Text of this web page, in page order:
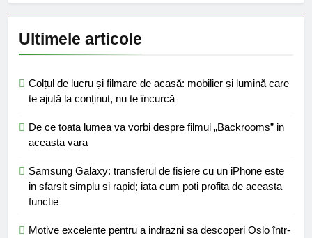
Ultimele articole
Colțul de lucru și filmare de acasă: mobilier și lumină care
te ajută la conținut, nu te încurcă
De ce toata lumea va vorbi despre filmul „Backrooms” in
aceasta vara
Samsung Galaxy: transferul de fisiere cu un iPhone este
in sfarsit simplu si rapid; iata cum poti profita de aceasta
functie
Motive excelente pentru a indrazni sa descoperi Oslo într-